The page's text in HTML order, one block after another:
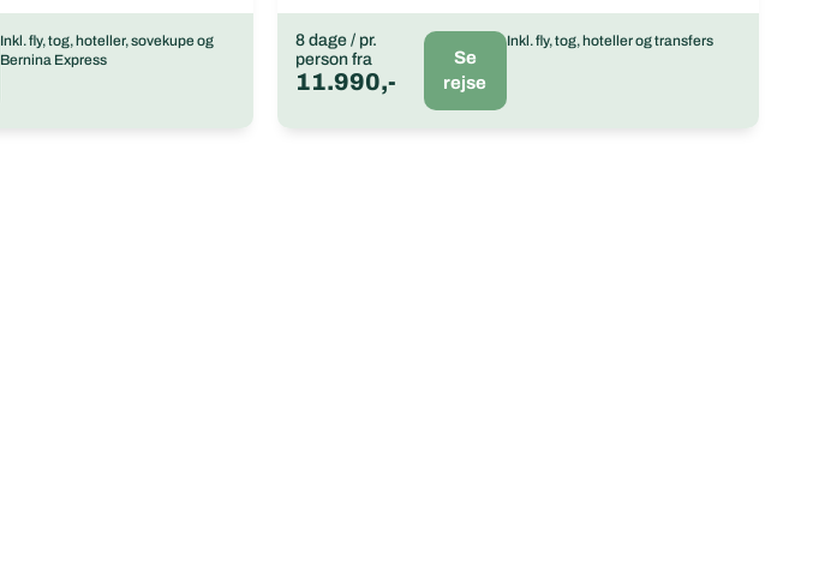
Inkl. fly, tog, hoteller, sovekupe og
Bernina Express
8 dage / pr.
person fra
11.990,-
Se
rejse
Inkl. fly, tog, hoteller og transfers